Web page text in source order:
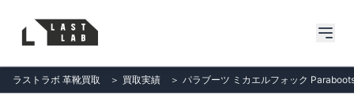
ラストラボ 革靴買取 ＞ 買取実績 ＞ パラブーツ ミカエルフォック